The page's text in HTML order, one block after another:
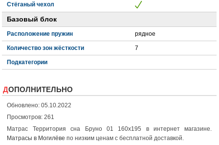
Стёганый чехол
Базовый блок
Расположение пружин рядное
Количество зон жёсткости 7
Подкатегории
ДОПОЛНИТЕЛЬНО
Обновлено: 05.10.2022
Просмотров: 261
Матрас Территория сна Бруно 01 160x195 в интернет магазине.
Матрасы в Могилёве по низким ценам с бесплатной доставкой.